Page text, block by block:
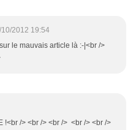
2012 19:54
le mauvais article là :-|<br />
!<br /> <br /> <br /> <br /> <br />